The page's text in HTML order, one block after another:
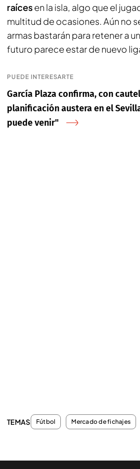
raícesen la isla, algo que el
multitud de ocasiones. Aún no
armas bastarán para retener a
futuro parece estar de nuevo
PUEDE INTERESARTE
García Plaza confirma, con
planificación austera en el
puede venir"
TEMAS Fútbol Mercado de fichajes